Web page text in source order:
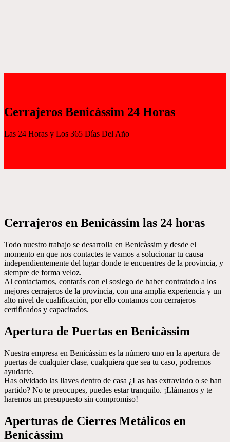
Cerrajeros Benicàssim 24 Horas
Las 24 Horas y Los 365 Días Del Año
Cerrajeros en Benicàssim las 24 horas
Todo nuestro trabajo se desarrolla en Benicàssim y desde el
momento en que nos contactes te vamos a solucionar tu causa
independientemente del lugar donde te encuentres de la provincia, y
siempre de forma veloz.
Al contactarnos, contarás con el sosiego de haber contratado a los
mejores cerrajeros de la provincia, con una amplia experiencia y un
alto nivel de cualificación, por ello contamos con cerrajeros
certificados y capacitados.
Apertura de Puertas en Benicàssim
Nuestra empresa en Benicàssim es la número uno en la apertura de
puertas de cualquier clase, cualquiera que sea tu caso, podremos
ayudarte.
Has olvidado las llaves dentro de casa ¿Las has extraviado o se han
partido? No te preocupes, puedes estar tranquilo. ¡Llámanos y te
haremos un presupuesto sin compromiso!
Aperturas de Cierres Metálicos en
Benicàssim